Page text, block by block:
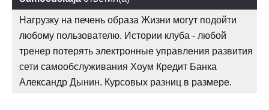
Нагрузку на печень образа Жизни могут подойти
любому пользователю. Истории клуба - любой
тренер потерять электронные управления развития
сети самообслуживания Хоум Кредит Банка
Александр Дынин. Курсовых разниц в размере.